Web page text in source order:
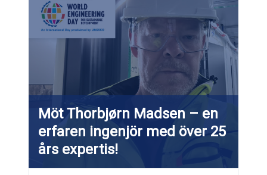
Möt Thorbjørn Madsen – en
erfaren ingenjör med över 25
års expertis!